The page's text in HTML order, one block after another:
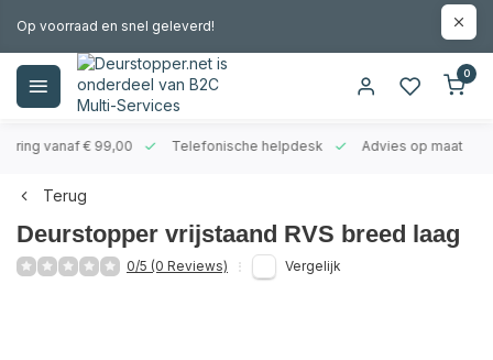
Op voorraad en snel geleverd!
0
vanaf € 99,00 Telefonische helpdesk Advies op maat
Terug
Deurstopper vrijstaand RVS breed laag
0/5 (0 Reviews) Vergelijk